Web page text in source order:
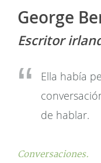
George
Escritor
Ella había
de hablar.
Conversaciones.